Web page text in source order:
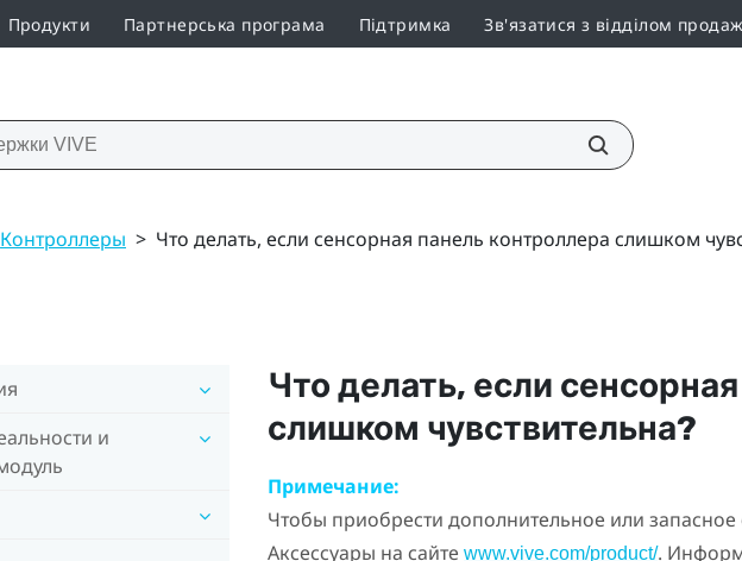
Продукти Партнерська програма Підтримка Зв'язатися з відділом
Контроллеры > Что делать, если сенсорная панель контроллера слишком
и
Что делать, если
слишком чувствительна?
Примечание:
Чтобы приобрести дополнительное или
Аксессуары на сайте www.vive.com/product/.